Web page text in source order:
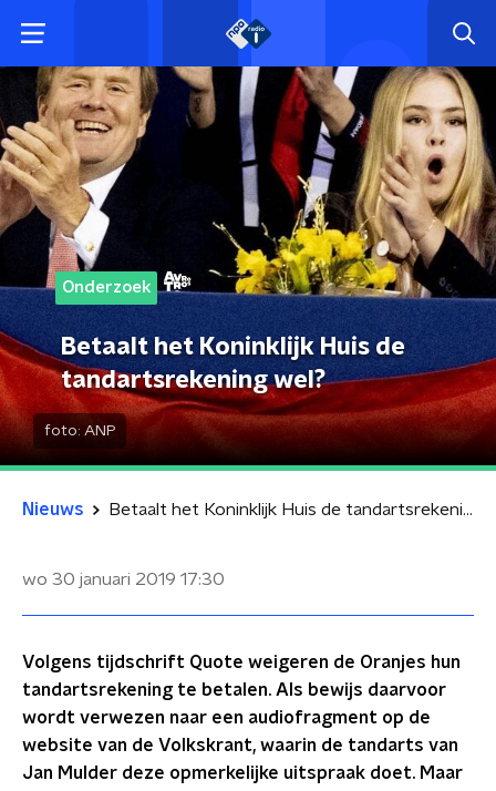
Onderzoek
Betaalt het Koninklijk Huis de
tandartsrekening wel?
foto: ANP
Nieuws Betaalt het Koninklijk Huis de tandartsrekening wel?
wo 30 januari 2019 17:30
Volgens tijdschrift Quote weigeren de Oranjes hun
tandartsrekening te betalen. Als bewijs daarvoor
wordt verwezen naar een audiofragment op de
website van de Volkskrant, waarin de tandarts van
Jan Mulder deze opmerkelijke uitspraak doet. Maar